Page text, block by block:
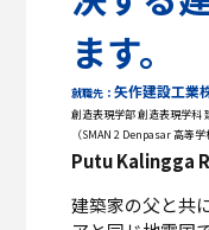
ます。
就職先： 矢作建設工業
創造表現学部 創造表現学科
（SMAN 2 Denpasar 高等学
Putu Kalingga
建築家の父と共